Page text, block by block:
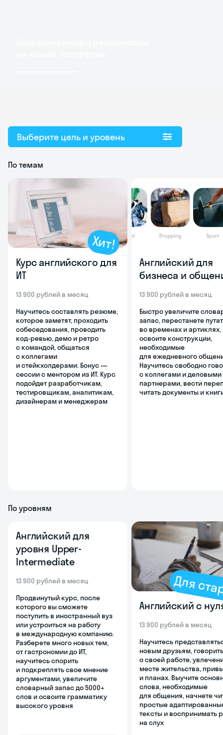
Выберите цель и уровень
По темам
Курс английского для
ИТ
Хит!
13 900 рублей в месяц
Научитесь составлять резюме,
которое заметят, проходить
собеседования, проводить
код-ревью, демо и ретро
с командой, общаться
с коллегами
и стейкхолдерами. Бонус ―
сессии с ментором из ИТ. Курс
подойдет разработчикам,
тестировщикам, аналитикам,
дизайнерам и менеджерам
Английский для
бизнеса и
13 900 рублей в месяц
Быстро увеличите
запас, перестанете
во временах и артиклях,
освоите конструкции,
необходимые
для ежедневного
Научитесь свободно
с коллегами и деловыми
партнерами, вести
читать документы и
По уровням
Английский для
уровня Upper-
Intermediate
13 900 рублей в месяц
Продвинутый курс, после
которого вы сможете
поступить в иностранный вуз
или устроиться на работу
в международную компанию.
Разберете много новых тем,
от гастрономии до ИТ,
научитесь спорить
и подкреплять свое мнение
аргументами, увеличите
словарный запас до 5000+
слов и освоите грамматику
высокого уровня
Английский с
Для
13 900 рублей в месяц
Научитесь
новым друзьям, говорить
о своей работе,
месте жительства,
и планах. Выучите
слова, необходимые
для общения, начнете
простые
тексты и воспринимать
на слух